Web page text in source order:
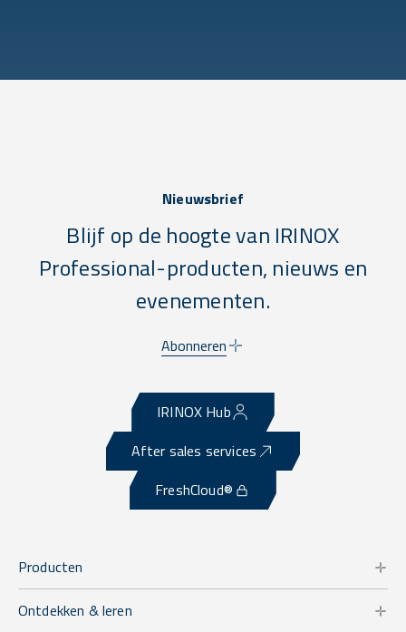
Nieuwsbrief
Blijf op de hoogte van IRINOX
Professional-producten, nieuws en
evenementen.
Abonneren
IRINOX Hub
After sales services
FreshCloud®
Producten
Ontdekken & leren